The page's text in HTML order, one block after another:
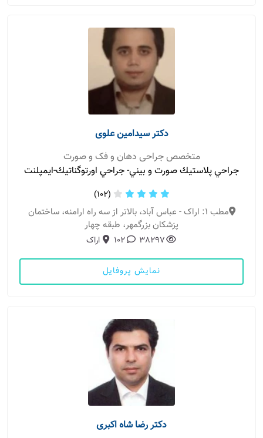
دکتر سیدامین علوی
متخصص جراحی دهان و فک و صورت
جراحي پلاستيك صورت و بيني- جراحي اورتوگناتيك-ايمپلنت
(102)
مطب 1: اراک - عباس آباد، بالاتر از سه راه ارامنه، ساختمان
پزشكان بزرگمهر، طبقه چهار
38297
102 اراک
نمایش پروفایل
دکتر رضا شاه اکبری